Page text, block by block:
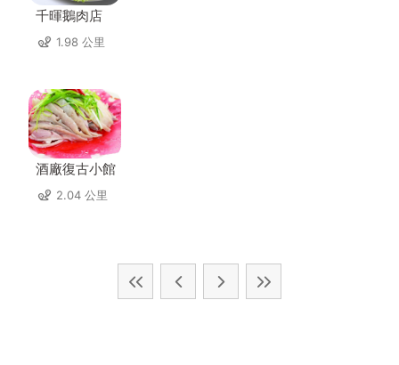
千暉鵝肉店
1.98 公里
酒廠復古小館
2.04 公里